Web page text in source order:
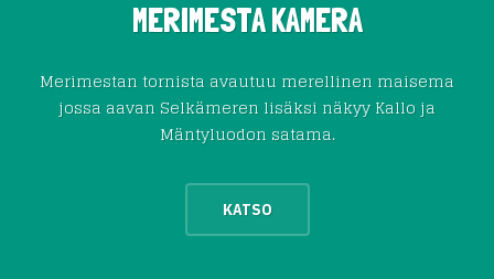
MERIMESTA KAMERA
Merimestan tornista avautuu merellinen maisema
jossa aavan Selkämeren lisäksi näkyy Kallo ja
Mäntyluodon satama.
KATSO